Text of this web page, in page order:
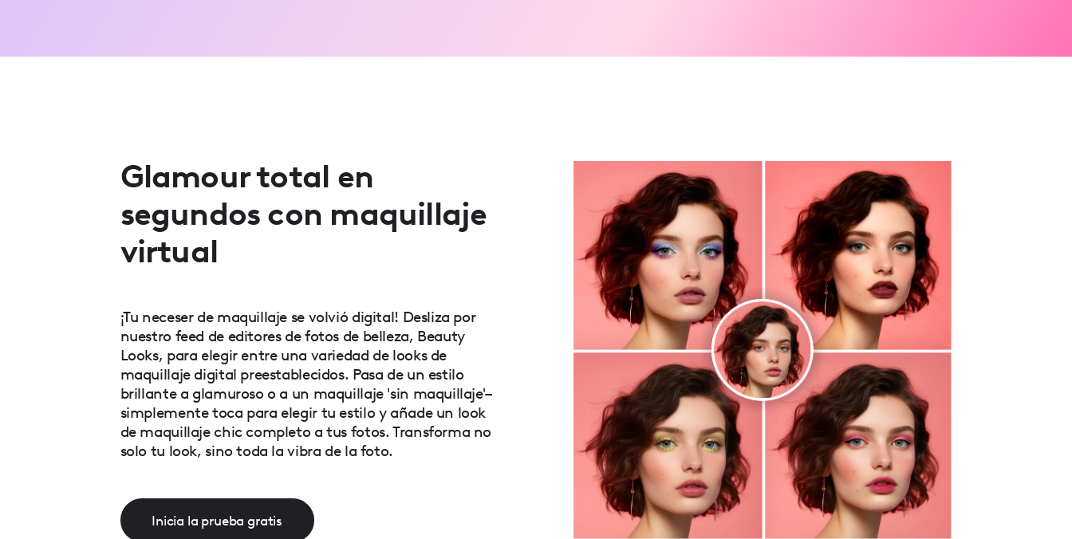
Glamour total en
segundos con maquillaje
virtual
¡Tu neceser de maquillaje se volvió digital! Desliza por
nuestro feed de editores de fotos de belleza, Beauty
Looks, para elegir entre una variedad de looks de
maquillaje digital preestablecidos. Pasa de un estilo
brillante a glamuroso o a un maquillaje 'sin maquillaje'–
simplemente toca para elegir tu estilo y añade un look
de maquillaje chic completo a tus fotos. Transforma no
solo tu look, sino toda la vibra de la foto.
Inicia la prueba gratis